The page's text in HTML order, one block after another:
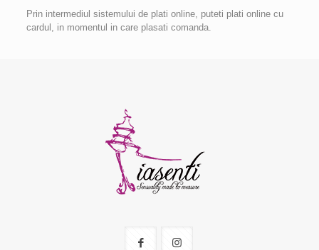
Prin intermediul sistemului de plati online, puteti plati online cu
cardul, in momentul in care plasati comanda.